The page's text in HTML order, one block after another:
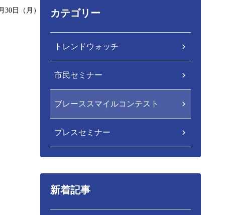
30日（月） カテゴリー
トレンドウォッチ
市民セミナー
ブレーススマイルコンテスト
プレスセミナー
新着記事